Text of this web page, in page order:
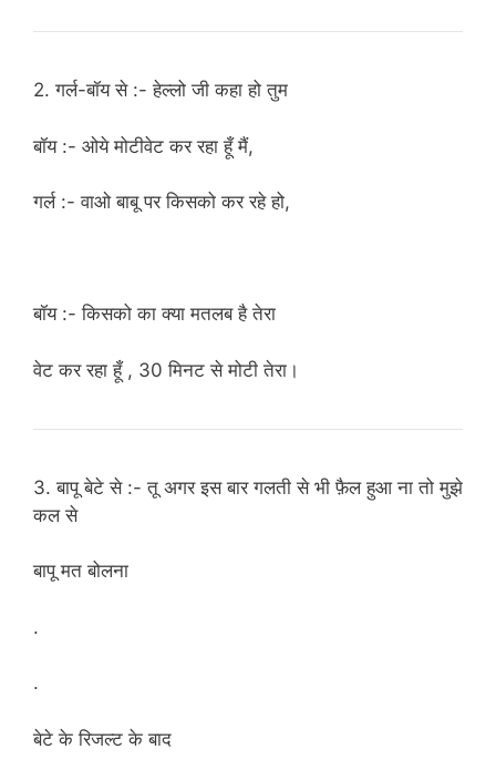
2. गर्ल-बॉय से :- हेल्लो जी कहा हो तुम
बॉय :- ओये मोटीवेट कर रहा हूँ मैं,
गर्ल :- वाओ बाबू पर किसको कर रहे हो,
बॉय :- किसको का क्या मतलब है तेरा
वेट कर रहा हूँ , 30 मिनट से मोटी तेरा।
3. बापू बेटे से :- तू अगर इस बार गलती से भी फ़ैल हुआ ना तो मुझे
कल से
बापू मत बोलना
.
.
बेटे के रिजल्ट के बाद